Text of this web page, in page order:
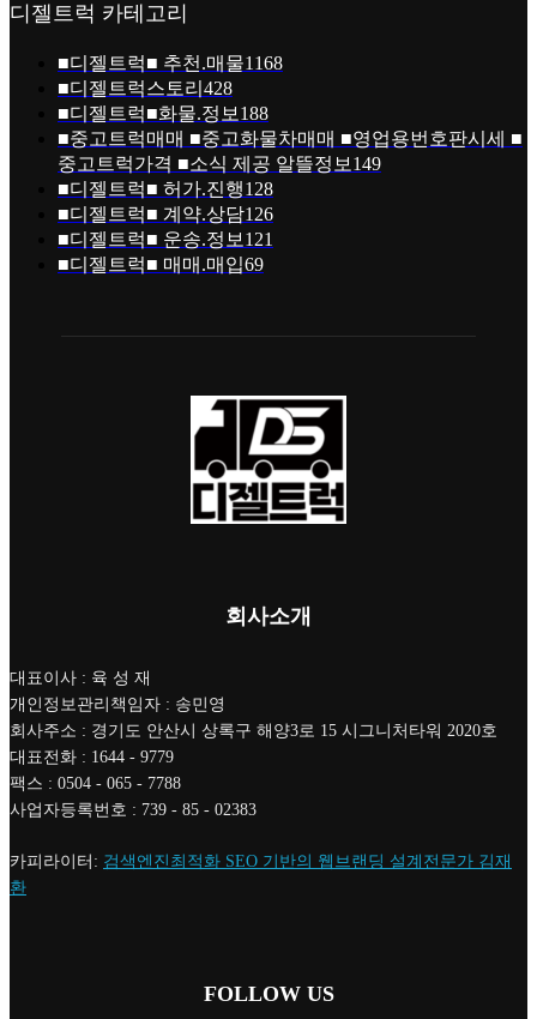
디젤트럭 카테고리
■디젤트럭■ 추천.매물1168
■디젤트럭스토리 428
■디젤트럭■화물.정보 188
■중고트럭매매 ■중고화물차매매 ■영업용번호판시세 ■
중고트럭가격 ■소식 제공 알뜰정보 149
■디젤트럭■ 허가.진행128
■디젤트럭■ 계약.상담126
■디젤트럭■ 운송.정보 121
■디젤트럭■ 매매.매입69
회사소개
대표이사 : 육 성 재
개인정보관리책임자 : 송민영
회사주소 : 경기도 안산시 상록구 해양3로 15 시그니처타워 2020호
대표전화 : 1644 - 9779
팩스 : 0504 - 065 - 7788
사업자등록번호 : 739 - 85 - 02383
카피라이터: 검색엔진최적화 SEO 기반의 웹브랜딩 설계전문가 김재
환
FOLLOW US